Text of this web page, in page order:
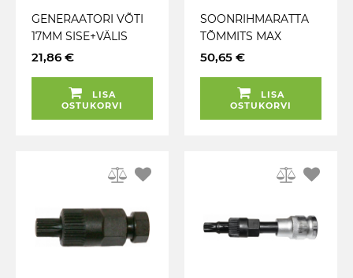
GENERAATORI VÕTI
17MM SISE+VÄLIS
KUUSKANT. DENSO
21,86 €
LISA
OSTUKORVI
SOONRIHMARATTA
TÕMMITS MAX
165MM KS TOOLS
50,65 €
LISA
OSTUKORVI